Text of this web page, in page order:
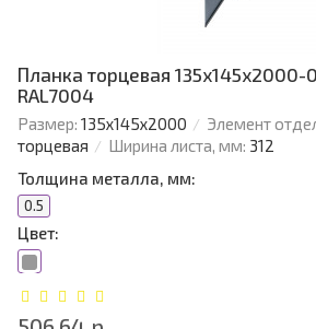
Планка торцевая 135х145х2000-
RAL7004
Размер: 135х145х2000 Элемент
торцевая
Ширина листа, мм: 312
Толщина металла, мм:
0.5
Цвет: